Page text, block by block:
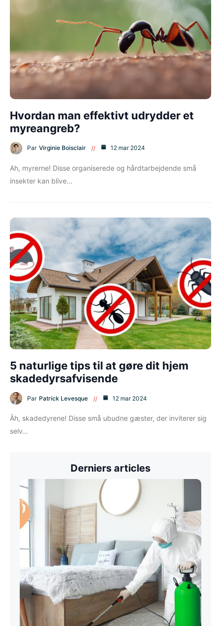
Hvordan man effektivt udrydder et
myreangreb?
Par Virginie Boisclair 12 mar 2024
Ah, myrerne! Disse organiserede og hårdtarbejdende små
insekter kan blive…
5 naturlige tips til at gøre dit hjem
skadedyrsafvisende
Par Patrick Levesque 12 mar 2024
Åh, skadedyrene! Disse små ubudne gæster, der inviterer sig
selv…
Derniers articles